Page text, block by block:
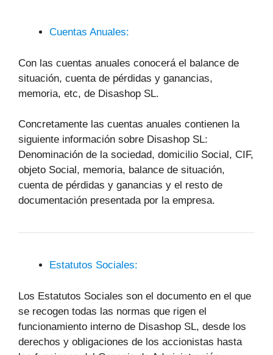
Cuentas Anuales:
Con las cuentas anuales conocerá el balance de
situación, cuenta de pérdidas y ganancias,
memoria, etc, de Disashop SL.
Concretamente las cuentas anuales contienen la
siguiente información sobre Disashop SL:
Denominación de la sociedad, domicilio Social, CIF,
objeto Social, memoria, balance de situación,
cuenta de pérdidas y ganancias y el resto de
documentación presentada por la empresa.
Estatutos Sociales:
Los Estatutos Sociales son el documento en el que
se recogen todas las normas que rigen el
funcionamiento interno de Disashop SL, desde los
derechos y obligaciones de los accionistas hasta